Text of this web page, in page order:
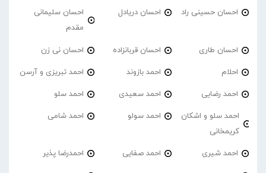
احسان حسینی راد احسان دریادل
احسان سلیمانی
مقدم
احسان طاری احسان قربانزاده احسان نی زن
احلام احمد بازوند احمد تبریزی و آرسن
احمد‌ رضایی احمد سعیدی احمد سلو
احمد سلو و اشکان
کریمخانی
احمد سولو احمد شامی
احمد شیری احمد صفایی احمدرضا پذیر